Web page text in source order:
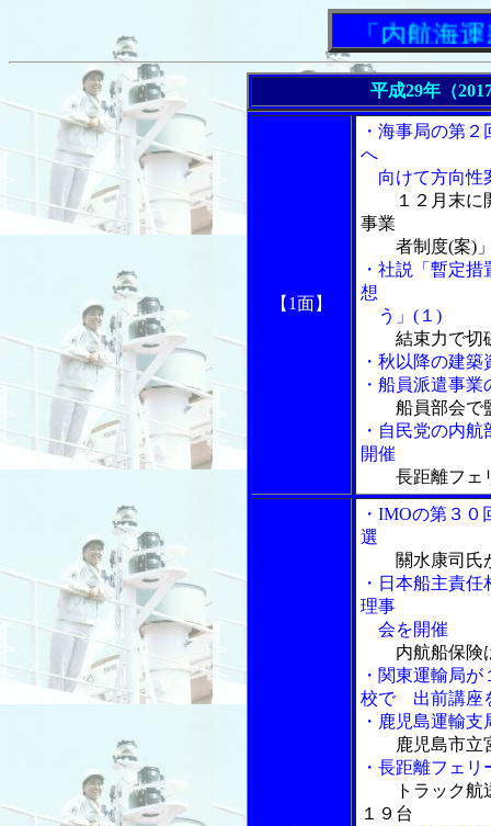
「内航海運新聞
平成29年（
【1面】
・海事局の第
へ
向けて方向性
１２月末
事業
者制度(案)」
・社説「暫定
想
う」(１)
結束力で切
・秋以降の建
・船員派遣事
船員部会で
・自民党の内
開催
長距離フェ
・IMOの第３
選
關水康司氏
・日本船主責
理事
会を開催
内航船保険
・関東運輸局
校で 出前講座
・鹿児島運輸
鹿児島市立
・長距離フェ
トラック
１９台